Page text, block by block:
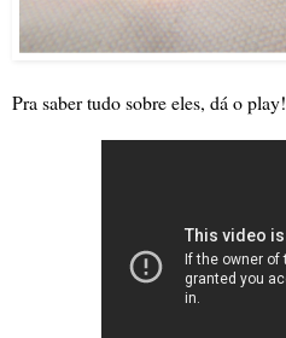
Pra saber tudo sobre eles, dá o play!